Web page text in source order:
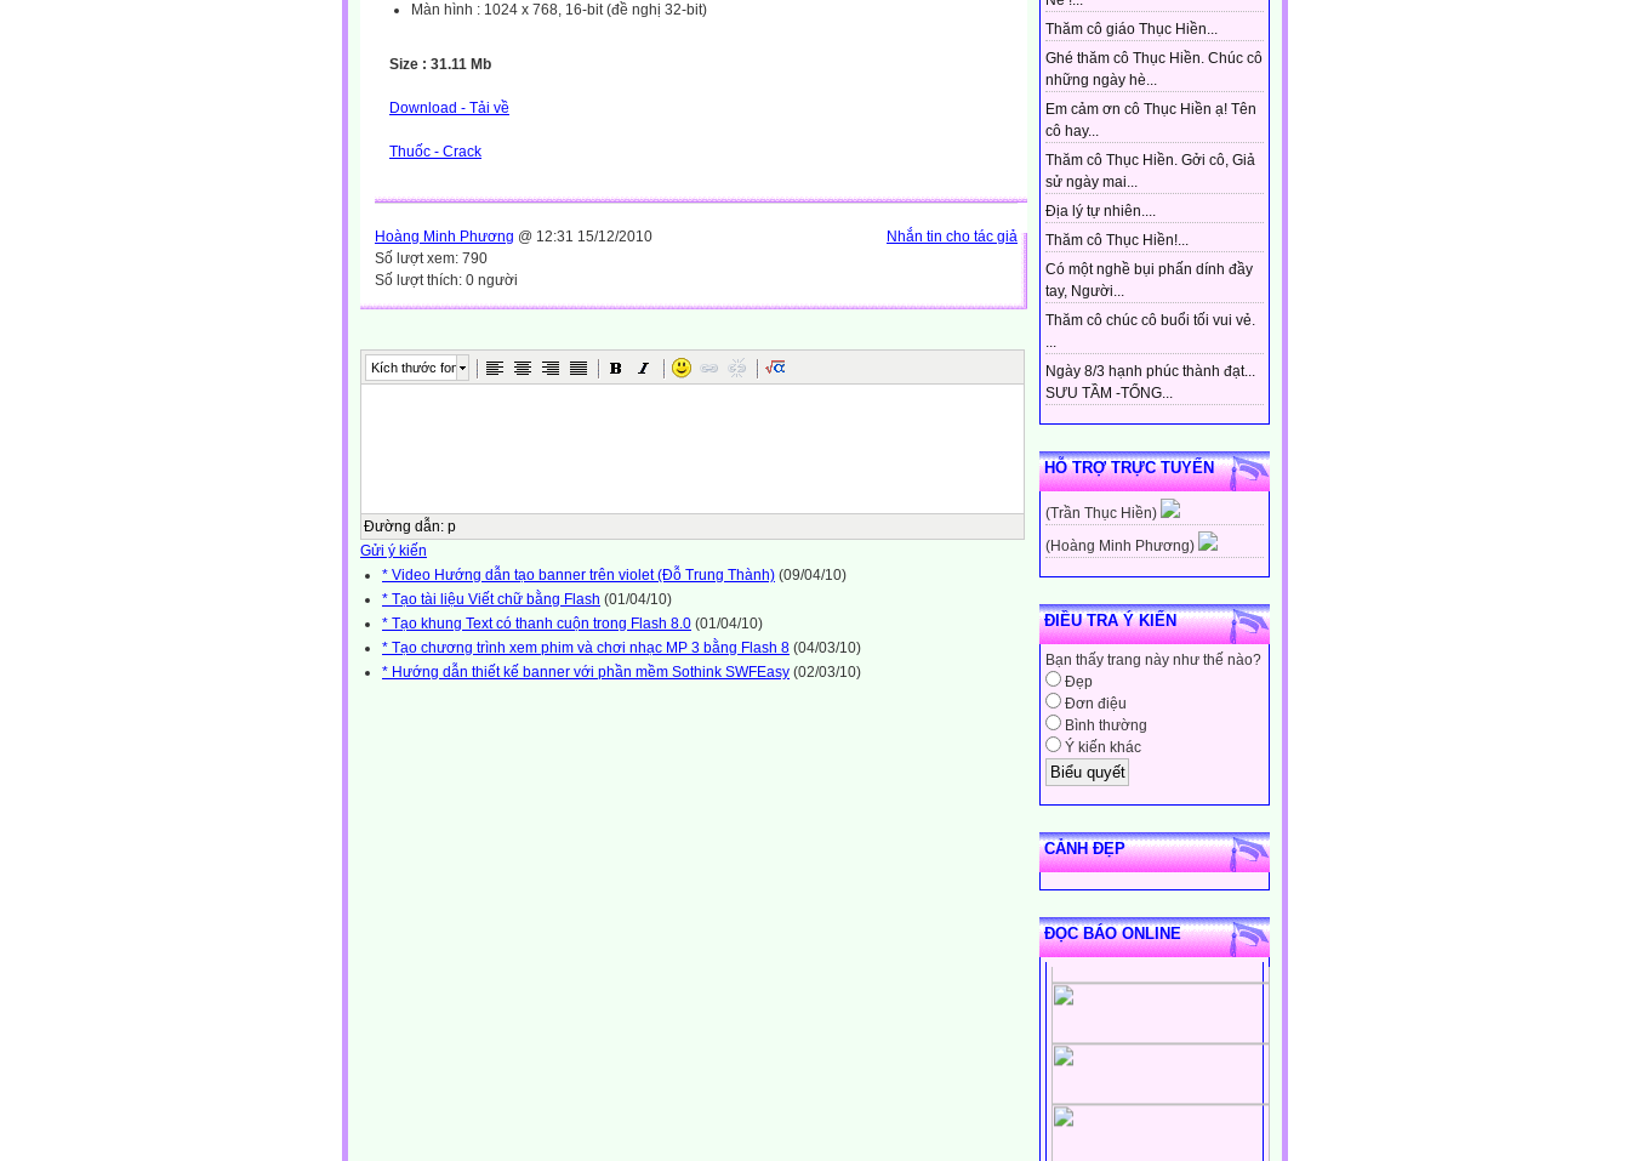
Thăm cô giáo Thục Hiền...
Ghé thăm cô Thục Hiền. Chúc cô
những ngày hè...
Em cảm ơn cô Thục Hiền ạ! Tên
cô hay...
Thăm cô Thục Hiền. Gởi cô, Giả
sử ngày mai...
Địa lý tự nhiên....
Thăm cô Thục Hiền!...
Có một nghề bụi phấn dính đầy
tay, Người...
Thăm cô chúc cô buổi tối vui vẻ.
...
Ngày 8/3 hạnh phúc thành đạt...
SƯU TẦM -TỔNG...
HỖ TRỢ TRỰC TUYẾN
(Trần Thục Hiền)
(Hoàng Minh Phương)
ĐIỀU TRA Ý KIẾN
Bạn thấy trang này như thế nào?
Đẹp
Đơn điệu
Bình thường
Ý kiến khác
CẢNH ĐẸP
ĐỌC BÁO ONLINE
Màn hình : 1024 x 768, 16-bit (đề nghị 32-bit)
Size : 31.11 Mb
Download - Tải về
Thuốc - Crack
Nhắn tin cho tác giả
Hoàng Minh Phương @ 12:31 15/12/2010
Số lượt xem: 790
Số lượt thích: 0 người
Kích thước font
Đường dẫn: p
Gửi ý kiến
* Video Hướng dẫn tạo banner trên violet (Đỗ Trung Thành) (09/04/10)
* Tạo tài liệu Viết chữ bằng Flash (01/04/10)
* Tạo khung Text có thanh cuộn trong Flash 8.0 (01/04/10)
* Tạo chương trình xem phim và chơi nhạc MP 3 bằng Flash 8 (04/03/10)
* Hướng dẫn thiết kế banner với phần mềm Sothink SWFEasy (02/03/10)